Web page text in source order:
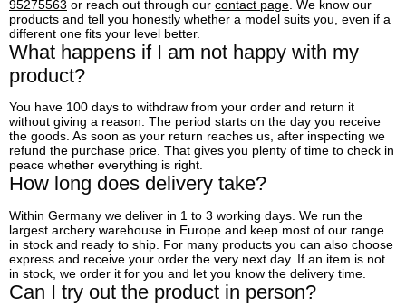
95275563 or reach out through our contact page . We know our
products and tell you honestly whether a model suits you, even if a
different one fits your level better.
What happens if I am not happy with my
product?
You have 100 days to withdraw from your order and return it
without giving a reason. The period starts on the day you receive
the goods. As soon as your return reaches us, after inspecting we
refund the purchase price. That gives you plenty of time to check in
peace whether everything is right.
How long does delivery take?
Within Germany we deliver in 1 to 3 working days. We run the
largest archery warehouse in Europe and keep most of our range
in stock and ready to ship. For many products you can also choose
express and receive your order the very next day. If an item is not
in stock, we order it for you and let you know the delivery time.
Can I try out the product in person?